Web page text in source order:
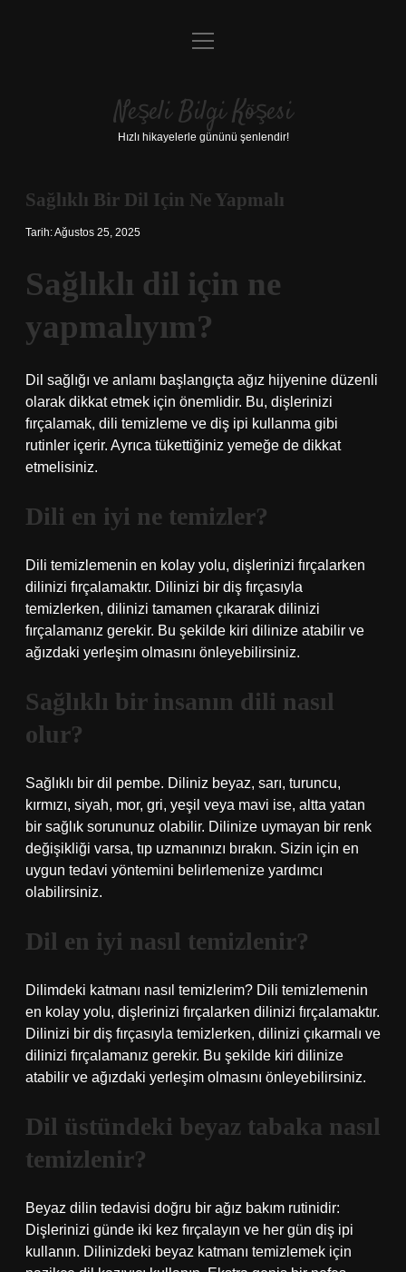
Anasayfa
Yasal Uyarı
menüyü
Neşeli Bilgi Köşesi
Hızlı hikayelerle gününü şenlendir!
Sağlıklı Bir Dil Için Ne Yapmalı
Tarih: Ağustos 25, 2025
Sağlıklı dil için ne
yapmalıyım?
Dil sağlığı ve anlamı başlangıçta ağız hijyenine düzenli
olarak dikkat etmek için önemlidir. Bu, dişlerinizi
fırçalamak, dili temizleme ve diş ipi kullanma gibi
rutinler içerir. Ayrıca tükettiğiniz yemeğe de dikkat
etmelisiniz.
Dili en iyi ne temizler?
Dili temizlemenin en kolay yolu, dişlerinizi fırçalarken
dilinizi fırçalamaktır. Dilinizi bir diş fırçasıyla
temizlerken, dilinizi tamamen çıkararak dilinizi
fırçalamanız gerekir. Bu şekilde kiri dilinize atabilir ve
ağızdaki yerleşim olmasını önleyebilirsiniz.
Sağlıklı bir insanın dili nasıl
olur?
Sağlıklı bir dil pembe. Diliniz beyaz, sarı, turuncu,
kırmızı, siyah, mor, gri, yeşil veya mavi ise, altta yatan
bir sağlık sorununuz olabilir. Dilinize uymayan bir renk
değişikliği varsa, tıp uzmanınızı bırakın. Sizin için en
uygun tedavi yöntemini belirlemenize yardımcı
olabilirsiniz.
Dil en iyi nasıl temizlenir?
Dilimdeki katmanı nasıl temizlerim? Dili temizlemenin
en kolay yolu, dişlerinizi fırçalarken dilinizi fırçalamaktır.
Dilinizi bir diş fırçasıyla temizlerken, dilinizi çıkarmalı ve
dilinizi fırçalamanız gerekir. Bu şekilde kiri dilinize
atabilir ve ağızdaki yerleşim olmasını önleyebilirsiniz.
Dil üstündeki beyaz tabaka nasıl
temizlenir?
Beyaz dilin tedavisi doğru bir ağız bakım rutinidir:
Dişlerinizi günde iki kez fırçalayın ve her gün diş ipi
kullanın. Dilinizdeki beyaz katmanı temizlemek için